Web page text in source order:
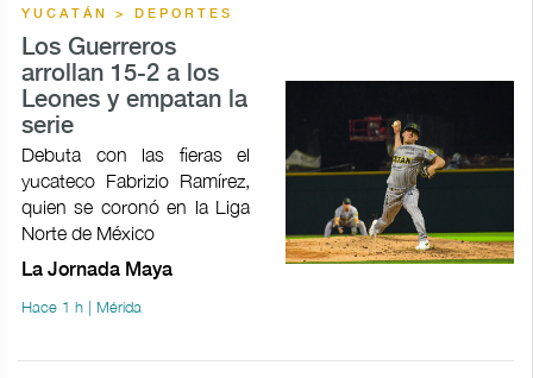
YUCATÁN > DEPORTES
Los Guerreros
arrollan 15-2 a los
Leones y empatan la
serie
Debuta con las fieras el
yucateco Fabrizio Ramírez,
quien se coronó en la Liga
Norte de México
La Jornada Maya
Hace 1 h | Mérida